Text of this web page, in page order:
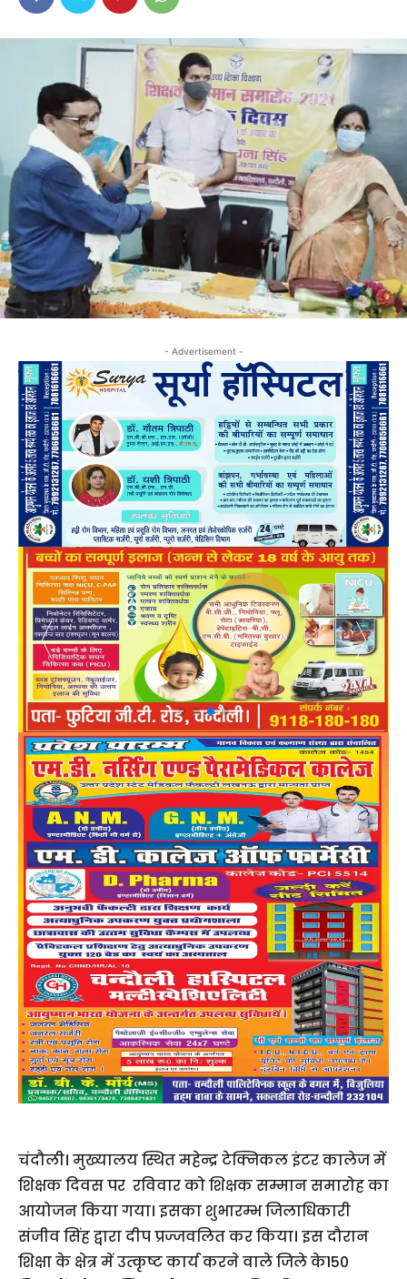
- Advertisement -
चंदौली। मुख्यालय स्थित महेन्द्र टेक्निकल इंटर कालेज में
शिक्षक दिवस पर रविवार को शिक्षक सम्मान समारोह का
आयोजन किया गया। इसका शुभारम्भ जिलाधिकारी
संजीव सिंह द्वारा दीप प्रज्जवलित कर किया। इस दौरान
शिक्षा के क्षेत्र में उत्कृष्ट कार्य करने वाले जिले के150